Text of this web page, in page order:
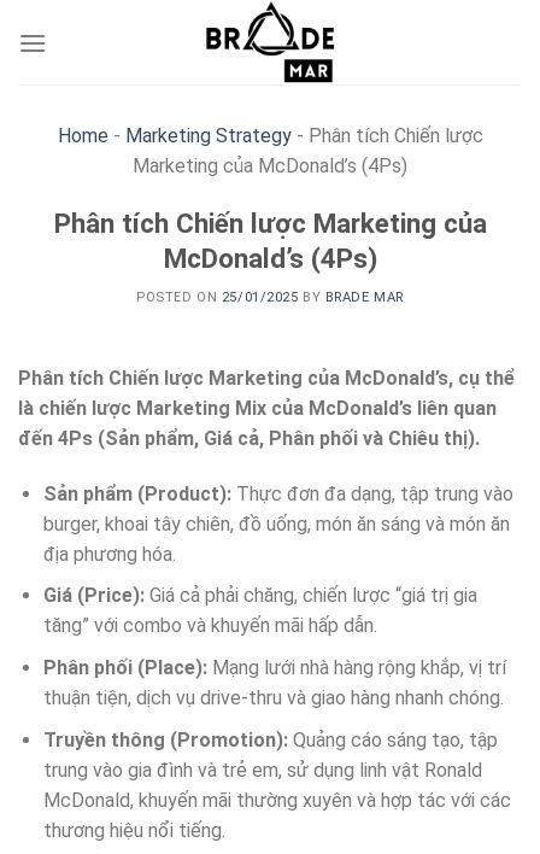
Home - Marketing Strategy- Phân tích Chiến lược
Marketing của McDonald’s (4Ps)
Phân tích Chiến lược Marketing của
McDonald’s (4Ps)
POSTED ON 25/01/2025 BY BRADE MAR
Phân tích Chiến lược Marketing của McDonald’s, cụ thể
là chiến lược Marketing Mix của McDonald’s liên quan
đến 4Ps (Sản phẩm, Giá cả, Phân phối và Chiêu thị).
Sản phẩm (Product):Thực đơn đa dạng, tập trung vào
burger, khoai tây chiên, đồ uống, món ăn sáng và món ăn
địa phương hóa.
Giá (Price):Giá cả phải chăng, chiến lược “giá trị gia
tăng” với combo và khuyến mãi hấp dẫn.
Phân phối (Place):Mạng lưới nhà hàng rộng khắp, vị trí
thuận tiện, dịch vụ drive-thru và giao hàng nhanh chóng.
Truyền thông (Promotion):Quảng cáo sáng tạo, tập
trung vào gia đình và trẻ em, sử dụng linh vật Ronald
McDonald, khuyến mãi thường xuyên và hợp tác với các
thương hiệu nổi tiếng.